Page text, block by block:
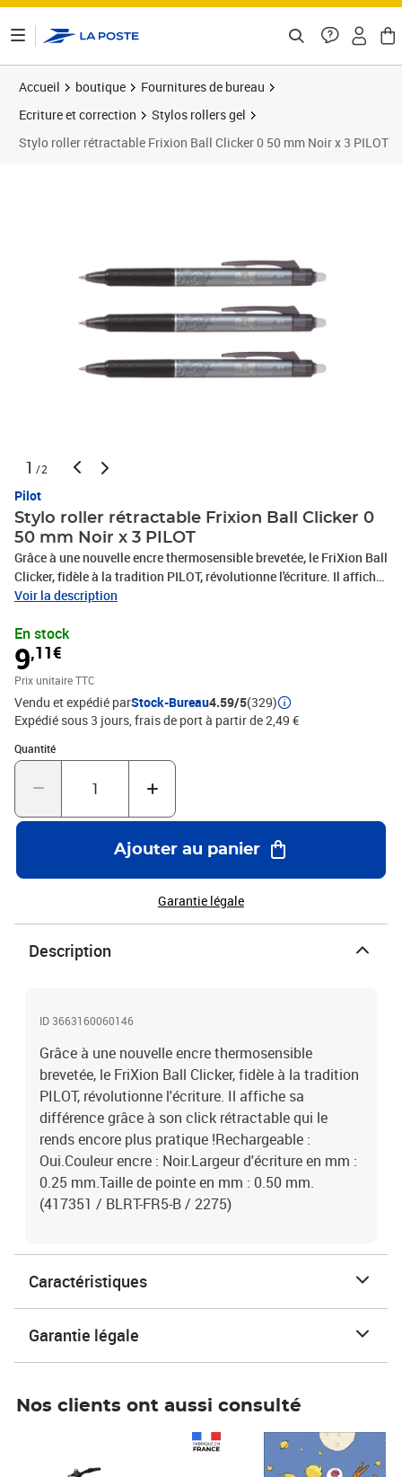
Accueil boutique
Fournitures de bureau
Ecriture et correction
Stylos rollers gel
Stylo roller rétractable Frixion Ball Clicker 0 50 mm Noir x 3 PILOT
1 /2
Pilot
Stylo roller rétractable Frixion Ball Clicker 0
50 mm Noir x 3 PILOT
Grâce à une nouvelle encre thermosensible brevetée, le FriXion Ball
Clicker, fidèle à la tradition PILOT, révolutionne l'écriture. Il affiche
sa différence grâce à son click rétractable qui le rends encore plus
d'écriture en mm : 0.25 mm.Taille de pointe en mm : 0.50 mm.
(417351 / BLRT-FR5-B / 2275)
Voir la description
En stock
9,11€
Prix unitaire TTC
Vendu et expédié parStock-Bureau4.59/5(329)
Expédié sous 3 jours, frais de port à partir de 2,49 €
Quantité
Quantité : 1
Ajouter au panier
Garantie légale
Description
ID 3663160060146
Grâce à une nouvelle encre thermosensible
brevetée, le FriXion Ball Clicker, fidèle à la tradition
PILOT, révolutionne l'écriture. Il affiche sa
différence grâce à son click rétractable qui le
rends encore plus pratique !Rechargeable :
Oui.Couleur encre : Noir.Largeur d'écriture en mm :
0.25 mm.Taille de pointe en mm : 0.50 mm.
(417351 / BLRT-FR5-B / 2275)
Caractéristiques
Garantie légale
Nos clients ont aussi consulté
Prix 7,50€